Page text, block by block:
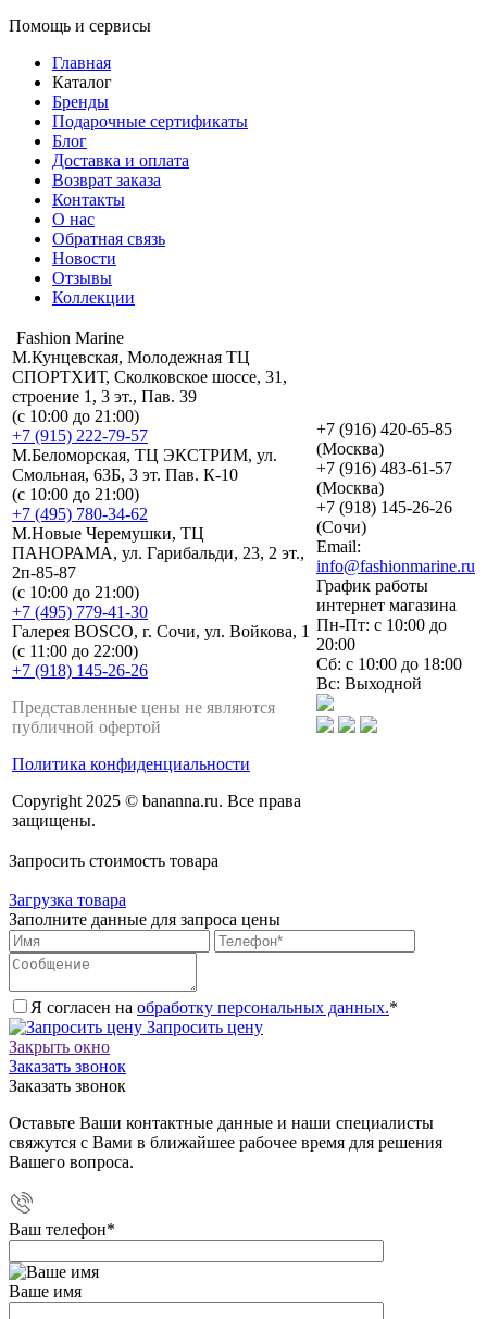
Помощь и сервисы
Главная
Каталог
Бренды
Подарочные сертификаты
Блог
Доставка и оплата
Возврат заказа
Контакты
О нас
Обратная связь
Новости
Отзывы
Коллекции
Fashion Marine
М.Кунцевская, Молодежная ТЦ
СПОРТХИТ, Сколковское шоссе, 31,
строение 1, 3 эт., Пав. 39
(с 10:00 до 21:00)
+7 (915) 222-79-57
М.Беломорская, ТЦ ЭКСТРИМ, ул.
Смольная, 63Б, 3 эт. Пав. К-10
(с 10:00 до 21:00)
+7 (495) 780-34-62
М.Новые Черемушки, ТЦ
ПАНОРАМА, ул. Гарибальди, 23, 2 эт.,
2п-85-87
(с 10:00 до 21:00)
+7 (495) 779-41-30
Галерея BOSCO, г. Сочи, ул. Войкова, 1
(с 11:00 до 22:00)
+7 (918) 145-26-26
Представленные цены не являются
публичной офертой
Политика конфиденциальности
Copyright 2025 © bananna.ru. Все права
защищены.
+7 (916) 420-65-85
(Москва)
+7 (916) 483-61-57
(Москва)
+7 (918) 145-26-26
(Сочи)
Email:
info@fashionmarine.ru
График работы
интернет магазина
Пн-Пт: с 10:00 до
20:00
Сб: с 10:00 до 18:00
Вс: Выходной
Запросить стоимость товара
Загрузка товара
Заполните данные для запроса цены
Я согласен на обработку персональных данных.*
Запросить цену
Закрыть окно
Заказать звонок
Заказать звонок
Оставьте Ваши контактные данные и наши специалисты
свяжутся с Вами в ближайшее рабочее время для решения
Вашего вопроса.
Ваш телефон*
Ваше имя